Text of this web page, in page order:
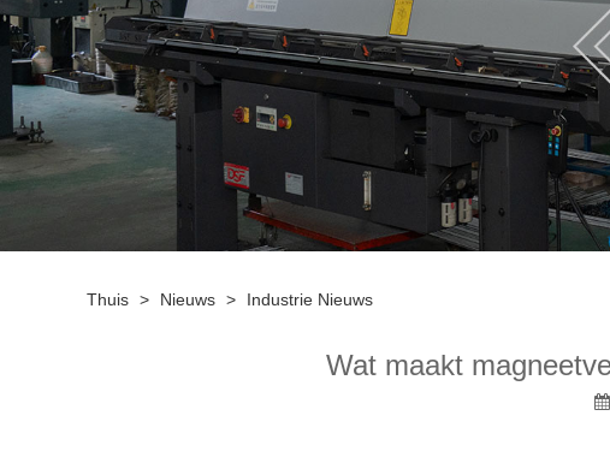
Thuis > Nieuws > Industrie Nieuws
Wat maakt